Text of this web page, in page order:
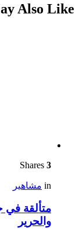
Also Like
3
in مشاهير
متألقة في
والحرير